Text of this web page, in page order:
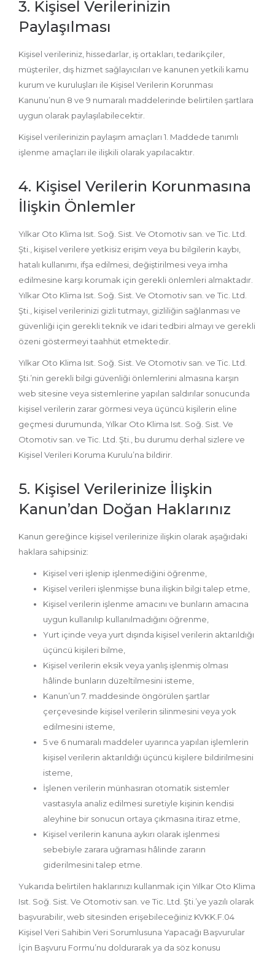
3. Kişisel Verilerinizin
Paylaşılması
Kişisel verileriniz, hissedarlar, iş ortakları, tedarikçiler,
müşteriler, dış hizmet sağlayıcıları ve kanunen yetkili kamu
kurum ve kuruluşları ile Kişisel Verilerin Korunması
Kanunu’nun 8 ve 9 numaralı maddelerinde belirtilen şartlara
uygun olarak paylaşılabilecektir.
Kişisel verilerinizin paylaşım amaçları 1. Maddede tanımlı
işlenme amaçları ile ilişkili olarak yapılacaktır.
4. Kişisel Verilerin Korunmasına
İlişkin Önlemler
Yılkar Oto Klima Isıt. Soğ. Sist. Ve Otomotiv san. ve Tic. Ltd.
Şti., kişisel verilere yetkisiz erişim veya bu bilgilerin kaybı,
hatalı kullanımı, ifşa edilmesi, değiştirilmesi veya imha
edilmesine karşı korumak için gerekli önlemleri almaktadır.
Yılkar Oto Klima Isıt. Soğ. Sist. Ve Otomotiv san. ve Tic. Ltd.
Şti., kişisel verilerinizi gizli tutmayı, gizliliğin sağlanması ve
güvenliği için gerekli teknik ve idari tedbiri almayı ve gerekli
özeni göstermeyi taahhüt etmektedir.
Yılkar Oto Klima Isıt. Soğ. Sist. Ve Otomotiv san. ve Tic. Ltd.
Şti.’nin gerekli bilgi güvenliği önlemlerini almasına karşın
web sitesine veya sistemlerine yapılan saldırılar sonucunda
kişisel verilerin zarar görmesi veya üçüncü kişilerin eline
geçmesi durumunda, Yılkar Oto Klima Isıt. Soğ. Sist. Ve
Otomotiv san. ve Tic. Ltd. Şti., bu durumu derhal sizlere ve
Kişisel Verileri Koruma Kurulu’na bildirir.
5. Kişisel Verilerinize İlişkin
Kanun’dan Doğan Haklarınız
Kanun gereğince kişisel verilerinize ilişkin olarak aşağıdaki
haklara sahipsiniz:
Kişisel veri işlenip işlenmediğini öğrenme,
Kişisel verileri işlenmişse buna ilişkin bilgi talep etme,
Kişisel verilerin işlenme amacını ve bunların amacına
uygun kullanılıp kullanılmadığını öğrenme,
Yurt içinde veya yurt dışında kişisel verilerin aktarıldığı
üçüncü kişileri bilme,
Kişisel verilerin eksik veya yanlış işlenmiş olması
hâlinde bunların düzeltilmesini isteme,
Kanun’un 7. maddesinde öngörülen şartlar
çerçevesinde kişisel verilerin silinmesini veya yok
edilmesini isteme,
5 ve 6 numaralı maddeler uyarınca yapılan işlemlerin
kişisel verilerin aktarıldığı üçüncü kişilere bildirilmesini
isteme,
İşlenen verilerin münhasıran otomatik sistemler
vasıtasıyla analiz edilmesi suretiyle kişinin kendisi
aleyhine bir sonucun ortaya çıkmasına itiraz etme,
Kişisel verilerin kanuna aykırı olarak işlenmesi
sebebiyle zarara uğraması hâlinde zararın
giderilmesini talep etme.
Yukarıda belirtilen haklarınızı kullanmak için Yılkar Oto Klima
Isıt. Soğ. Sist. Ve Otomotiv san. ve Tic. Ltd. Şti.’ye yazılı olarak
başvurabilir, web sitesinden erişebileceğiniz KVKK.F.04
Kişisel Veri Sahibin Veri Sorumlusuna Yapacağı Başvurular
İçin Başvuru Formu’nu doldurarak ya da söz konusu